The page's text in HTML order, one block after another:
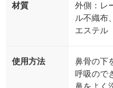
材質
外側：レ
ル不織布
エステル
使用方法
鼻骨の下
呼吸ので